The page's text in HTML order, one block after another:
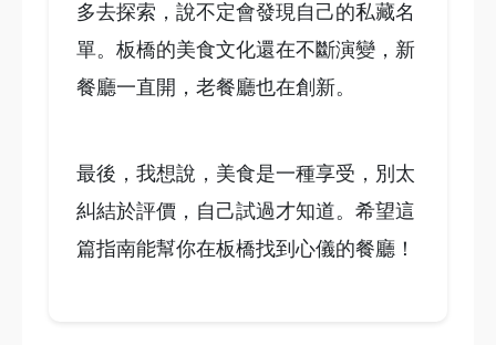
多去探索，說不定會發現自己的私藏名
單。板橋的美食文化還在不斷演變，新
餐廳一直開，老餐廳也在創新。
最後，我想說，美食是一種享受，別太
糾結於評價，自己試過才知道。希望這
篇指南能幫你在板橋找到心儀的餐廳！